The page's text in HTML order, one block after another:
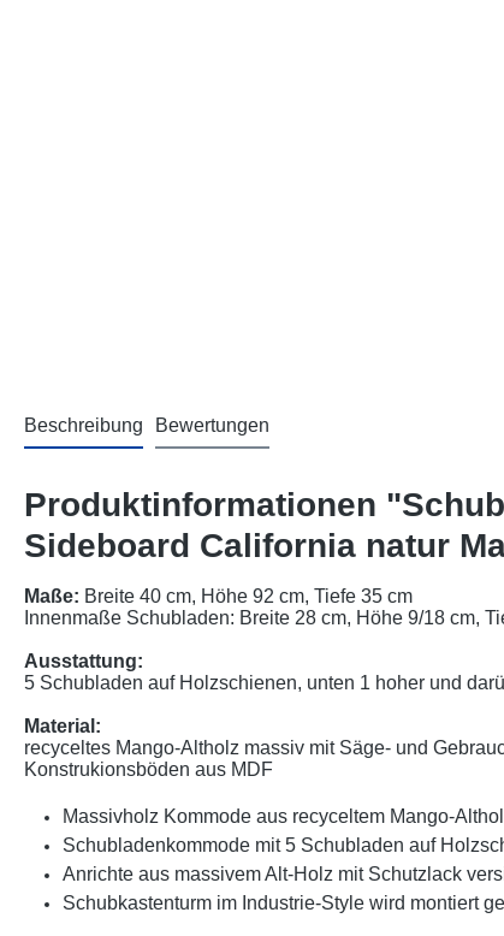
Beschreibung Bewertungen
Produktinformationen
Sideboard California natur
Maße: Breite 40 cm, Höhe 92 cm, Tiefe 35 cm
Innenmaße Schubladen: Breite 28 cm, Höhe 9/18 cm,
Ausstattung:
5 Schubladen auf Holzschienen, unten 1 hoher und
Material:
recyceltes Mango-Altholz massiv mit Säge- und
Konstrukionsböden aus MDF
Massivholz Kommode aus recyceltem Mango-
Schubladenkommode mit 5 Schubladen auf
Anrichte aus massivem Alt-Holz mit Schutzlack
Schubkastenturm im Industrie-Style wird montiert